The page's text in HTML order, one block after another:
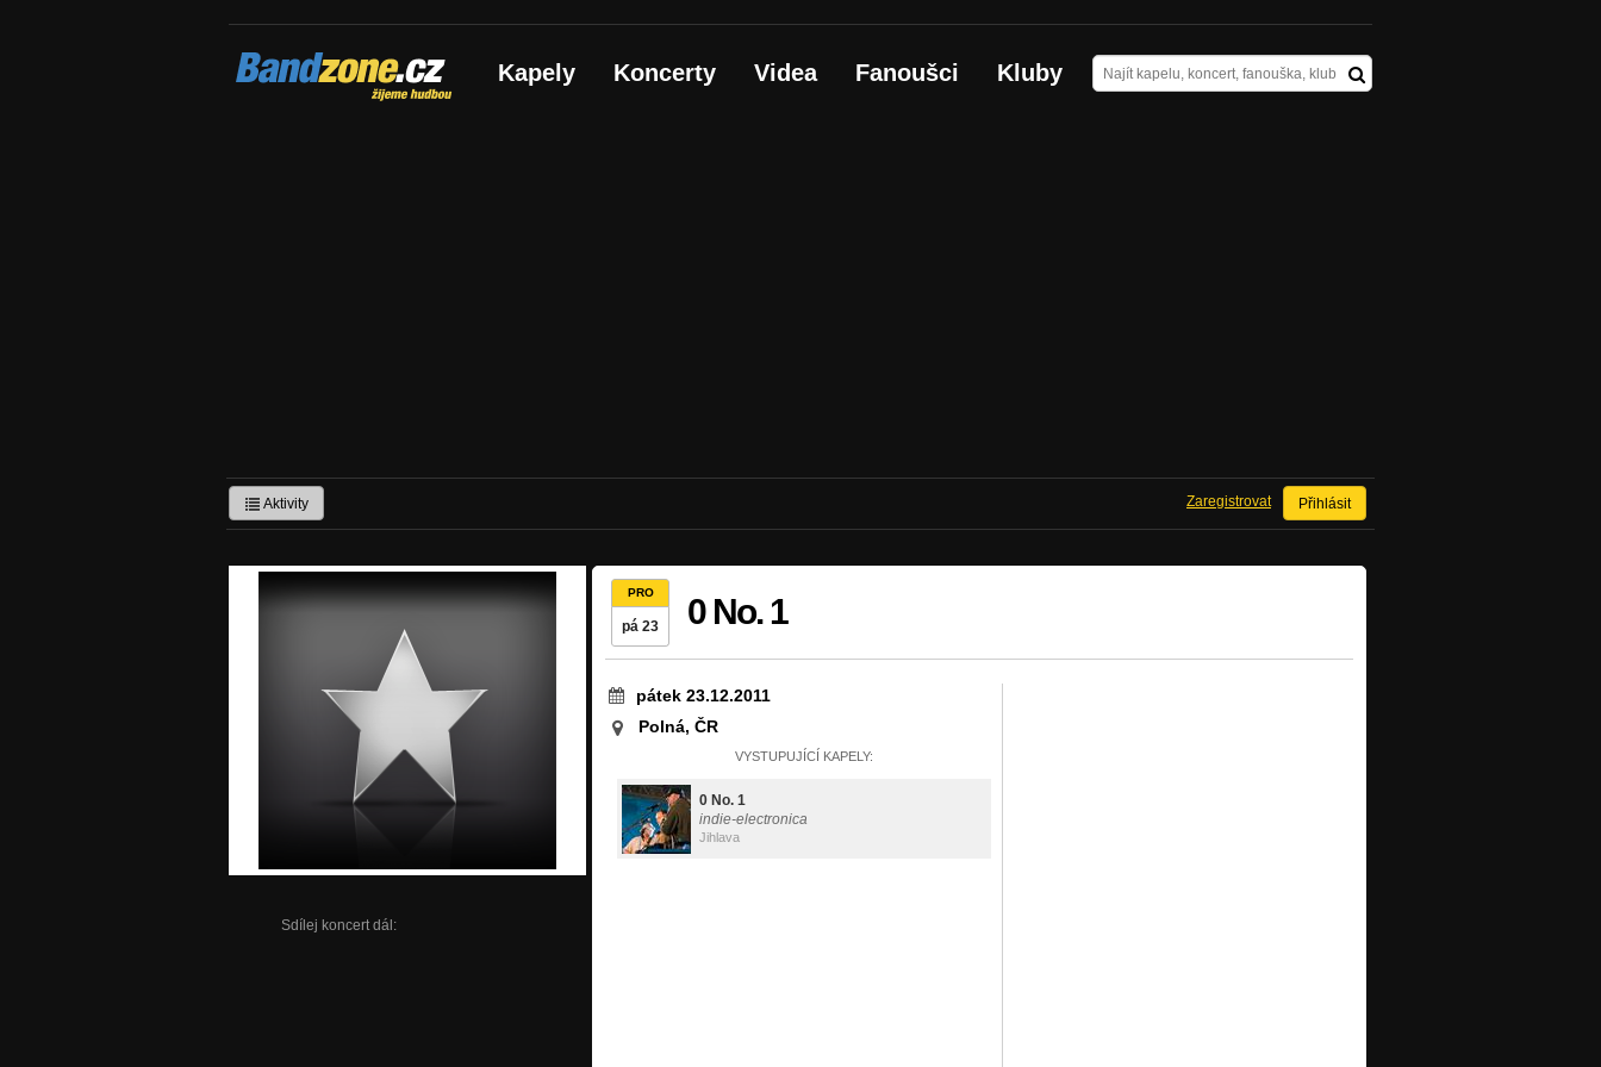
Bandzone.cz
žijeme hudbou Kapely Koncerty Videa Fanoušci Kluby
Aktivity Přihlásit
Zaregistrovat
Sdílej koncert dál:
PRO
pá 23 0 No. 1
pátek 23.12.2011
Polná, ČR
VYSTUPUJÍCÍ KAPELY:
0 No. 1
indie-electronica
Jihlava